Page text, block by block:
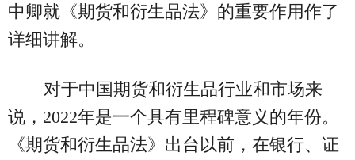
中卿就《期货和衍生品法》的重要作用作了
详细讲解。
对于中国期货和衍生品行业和市场来
说，2022年是一个具有里程碑意义的年份。
《期货和衍生品法》出台以前，在银行、证